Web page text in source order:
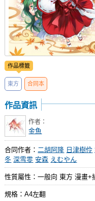
作品標籤
東方 合同本
作品資訊
作者：
金魚
合同作者：二胡阿隆 日津樹伶
冬 深雪零 安森 えむやん
性質屬性：一般向 東方 漫畫+
規格：A4左翻